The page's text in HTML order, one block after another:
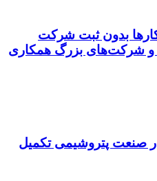
بدون ثبت شرکت
و شرکت‌های بزرگ همکاری
صنعت پتروشیمی تکمیل